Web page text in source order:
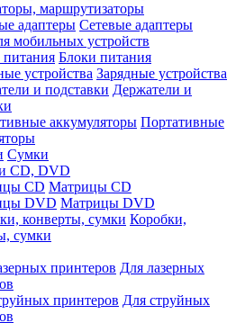
маршрутизаторы
Сетевые адаптеры
мобильных устройств
Блоки питания
Зарядные устройства
Держатели и
Портативные
Сумки
CD, DVD
Матрицы CD
Матрицы DVD
Коробки,
сумки
Для лазерных
Для струйных